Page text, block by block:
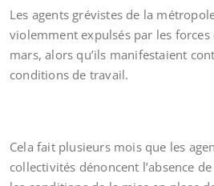
Les agents grévistes de la
violemment expulsés par les
mars, alors qu’ils manifestaient
conditions de travail.
Cela fait plusieurs mois que les
collectivités dénoncent l’absence